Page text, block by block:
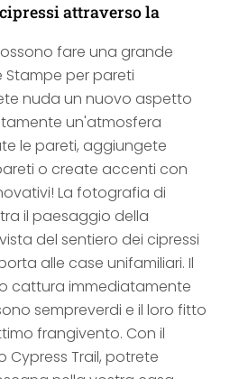
attraverso la
fare una grande
Stampe per pareti
nuda un nuovo aspetto
un'atmosfera
le pareti, aggiungete
o create accenti con
La fotografia di
il paesaggio della
del sentiero dei cipressi
alle case unifamiliari. Il
cattura immediatamente
sempreverdi e il loro fitto
frangivento. Con il
Cypress Trail, potrete